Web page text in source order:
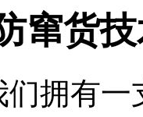
窜货
有一支